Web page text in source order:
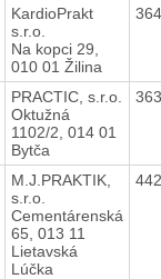
KardioPrakt
s.r.o.
Na kopci 29,
010 01 Žilina
PRACTIC, s.r.o.
Oktužná
1102/2, 014 01
Bytča
M.J.PRAKTIK,
s.r.o.
Cementárenská
65, 013 11
Lietavská
Lúčka